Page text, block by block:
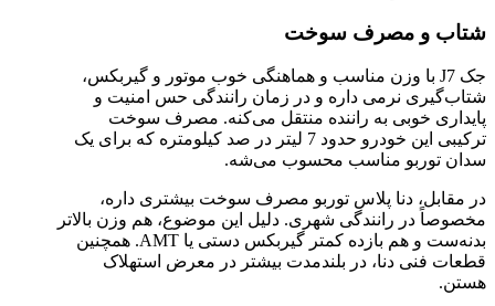
شتاب و مصرف سوخت
جک J7 با وزن مناسب و هماهنگی خوب موتور و گیربکس،
شتاب‌گیری نرمی داره و در زمان رانندگی حس امنیت و
پایداری خوبی به راننده منتقل می‌کنه. مصرف سوخت
ترکیبی این خودرو حدود 7 لیتر در صد کیلومتره که برای یک
سدان توربو مناسب محسوب می‌شه.
در مقابل، دنا پلاس توربو مصرف سوخت بیشتری داره،
مخصوصاً در رانندگی شهری. دلیل این موضوع، هم وزن بالاتر
بدنه‌ست و هم بازده کمتر گیربکس دستی یا AMT. همچنین
قطعات فنی دنا، در بلندمدت بیشتر در معرض استهلاک
هستن.